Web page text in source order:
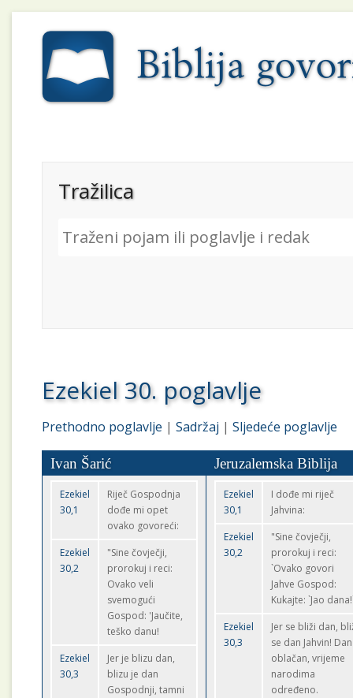
Tražilica
Ezekiel 30. poglavlje
Prethodno poglavlje |Sadržaj |Sljedeće poglavlje
Ivan Šarić Jeruzalemska Biblija
Ezekiel
30,1
Riječ Gospodnja
dođe mi opet
ovako govoreći:
Ezekiel
30,2
"Sine čovječji,
prorokuj i reci:
Ovako veli
svemogući
Gospod: 'Jaučite,
teško danu!
Ezekiel
30,3
Jer je blizu dan,
blizu je dan
Gospodnji, tamni
Ezekiel
30,1
I dođe mi riječ
Jahvina:
Ezekiel
30,2
"Sine čovječji,
prorokuj i reci:
`Ovako govori
Jahve Gospod:
Kukajte: `Jao
Ezekiel
30,3
Jer se bliži dan,
se dan Jahvin! Dan
oblačan, vrijeme
narodima
određeno.